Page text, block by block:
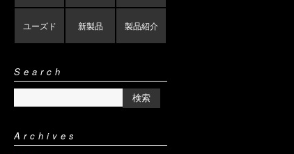
ユーズド 新製品 製品紹介
Search
Archives